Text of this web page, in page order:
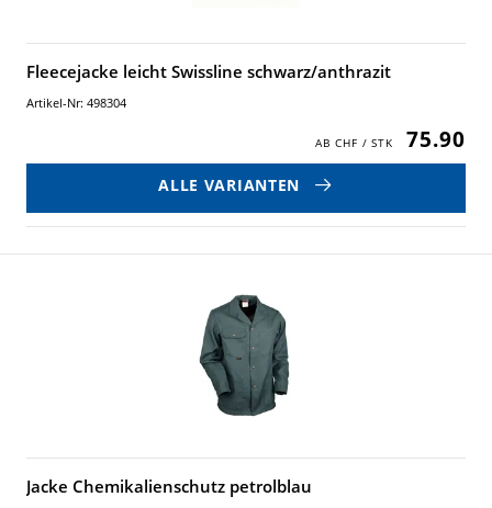
Fleecejacke leicht Swissline schwarz/anthrazit
Artikel-Nr: 498304
75.90
ALLE VARIANTEN
Jacke Chemikalienschutz petrolblau